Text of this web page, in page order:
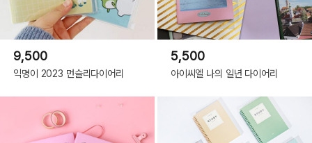
9,500
익명이 2023 먼슬리다이어리
5,500
아이씨엘 나의 일년 다이어리